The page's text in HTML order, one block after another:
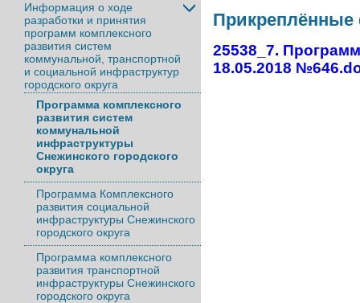
Информация о ходе
разработки и принятия
программ комплексного
развития систем
коммунальной, транспортной
и социальной инфраструктур
городского округа
Программа комплексного
развития систем
коммунальной
инфраструктуры
Снежинского городского
округа
Программа Комплексного
развития социальной
инфраструктуры Снежинского
городского округа
Программа комплексного
развития транспортной
инфраструктуры Снежинского
городского округа
25538_7.
18.05.2018